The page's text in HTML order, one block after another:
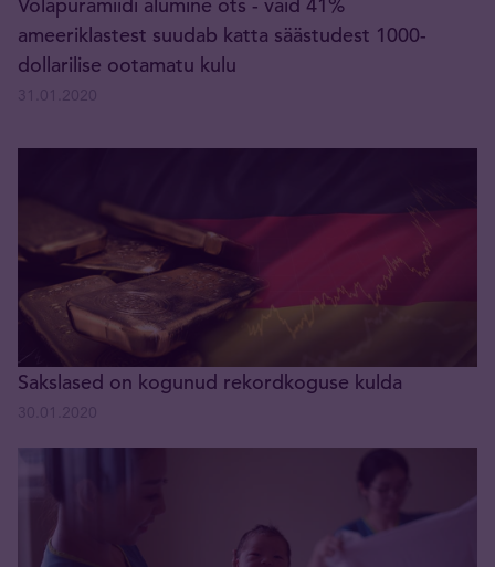
Võlapüramiidi alumine ots - vaid 41%
ameeriklastest suudab katta säästudest 1000-
dollarilise ootamatu kulu
Sakslased on kogunud rekordkoguse kulda